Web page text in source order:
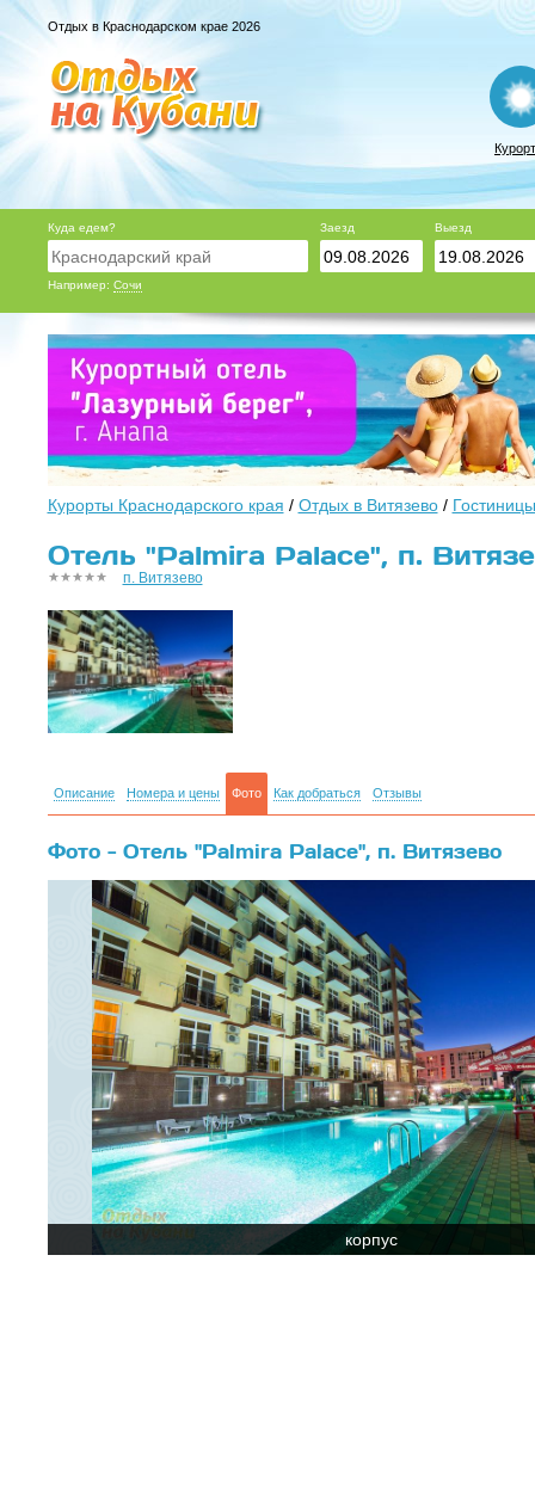
Отдых в Краснодарском крае 2026
Куда едем?
Например: Сочи
Заезд Выезд
Курорты Краснодарского края / Отдых в Витязево/
Отель "Palmira Palace", п.
п. Витязево
Описание Номера и цены Фото Как добраться Отзывы
Фото - Отель "Palmira Palace", п. Витязево
корпус